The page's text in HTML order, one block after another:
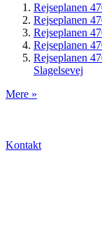
Rejseplanen
Rejseplanen
Rejseplanen
Rejseplanen
Rejseplanen
Slagelsevej
Mere »
Kontakt